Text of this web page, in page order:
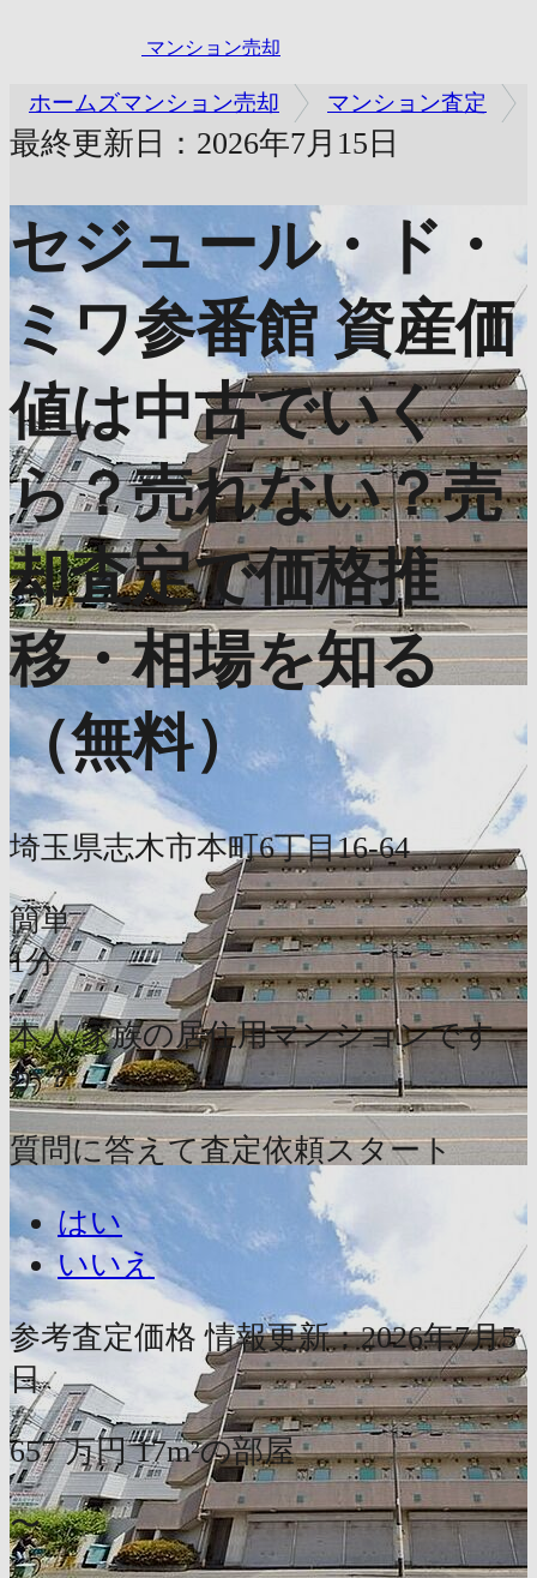
マンション売却
ホームズマンション売却 マンション査定
最終更新日：2026年7月15日
セジュール・ド・
ミワ参番館 資産価
値は中古でいく
ら？売れない？売
却査定で価格推
移・相場を知る
（無料）
埼玉県志木市本町6丁目16-64
簡単
1分
本人/家族の居住用マンションです
か？
質問に答えて査定依頼スタート
はい
いいえ
参考査定価格 情報更新：2026年7月5
日
657 万円 17m²の部屋
〜